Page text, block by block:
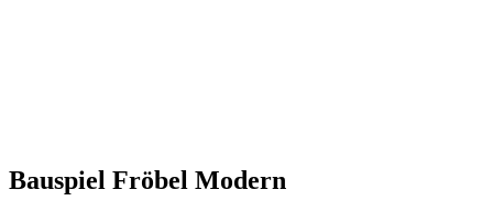
Bauspiel Fröbel Modern